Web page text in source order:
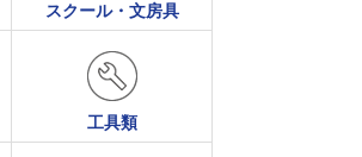
スクール・文房具
工具類